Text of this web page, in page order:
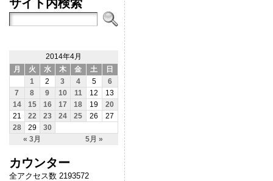
2014年4月
月
火 水 木 金 土 日
« 3月 5月 »
1 2 3 4 5
6
7
8 9 10 11 12
13
14
15 16 17 18 19
20
21
22 23 24 25 26
27
28
29 30
カウンター
全アクセス数 2193572